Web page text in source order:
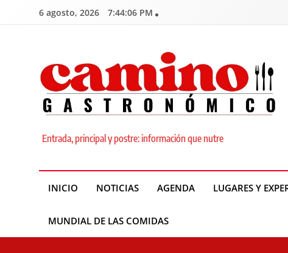
6 agosto, 2026 7:44:07 PM
Camino Gastronómico
Entrada, principal y postre: información que nutre
INICIO NOTICIAS AGENDA LUGARES Y
MUNDIAL DE LAS COMIDAS